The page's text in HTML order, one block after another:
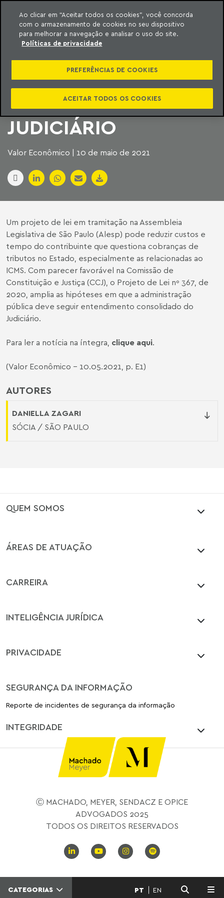
o conteúdo
Machado Meyer
PROJETO DE LEI
VINCULA TIT A
DECISÕES DO
JUDICIÁRIO
Valor Econômico | 10 de maio de 2021
AUTORES
DANIELLA ZAGARI
SÓCIA / SÃO PAULO
Um projeto de lei em tramitação na Assembleia
Legislativa de São Paulo (Alesp) pode reduzir custos e
tempo do contribuinte que questiona cobranças de
tributos no Estado, especialmente as relacionadas ao
ICMS. Com parecer favorável na Comissão de
Constituição e Justiça (CCJ), o Projeto de Lei nº 367, de
2020, amplia as hipóteses em que a administração
pública deve seguir entendimento consolidado do
Judiciário.
Para ler a notícia na íntegra, clique aqui.
(Valor Econômico - 10.05.2021, p. E1)
QUEM SOMOS
ÁREAS DE ATUAÇÃO
CARREIRA
INTELIGÊNCIA JURÍDICA
PRIVACIDADE
SEGURANÇA DA INFORMAÇÃO
Reporte de incidentes de segurança da informação
INTEGRIDADE
Ⓒ MACHADO, MEYER, SENDACZ E OPICE
ADVOGADOS 2025
TODOS OS DIREITOS RESERVADOS
CATEGORIAS PT EN
MENU
Ao clicar em “Aceitar todos os cookies”, você concorda
com o armazenamento de cookies no seu dispositivo
para melhorar a navegação e analisar o uso do site.
Políticas de privacidade
PREFERÊNCIAS DE COOKIES
ACEITAR TODOS OS COOKIES